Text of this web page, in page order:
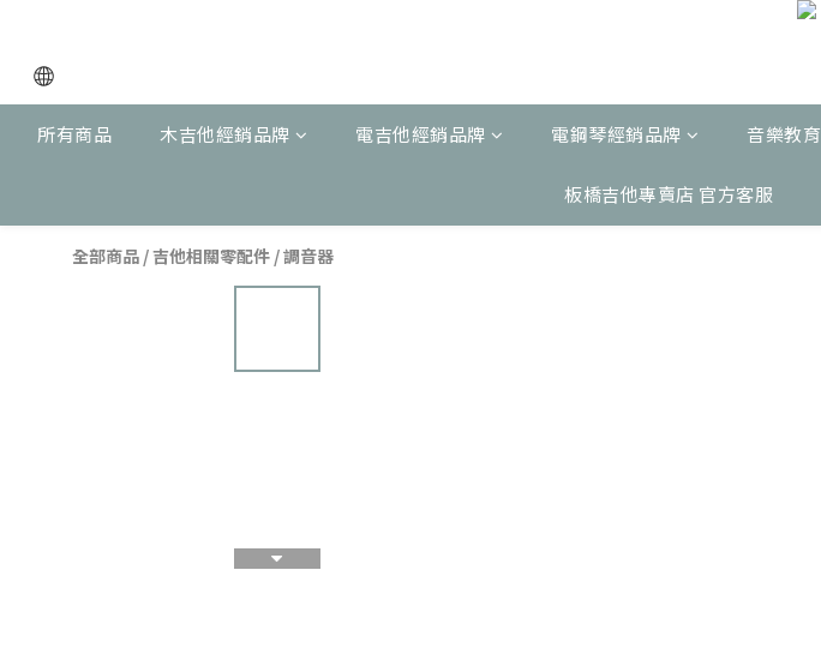
所有商品 木吉他經銷品牌 電吉他經銷品牌 電鋼琴經銷品牌 音樂教育
板橋吉他專賣店 官方客服
全部商品 /吉他相關零配件 /調音器